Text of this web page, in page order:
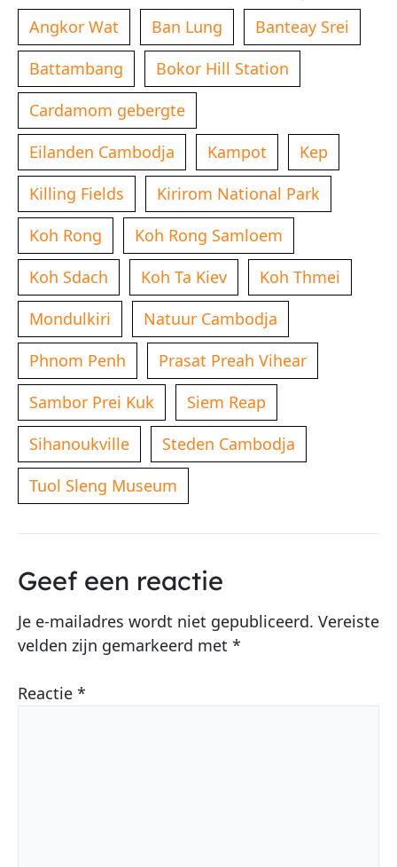
Angkor Wat Ban Lung
Banteay Srei
Battambang
Bokor Hill Station
Cardamom gebergte
Eilanden Cambodja
Kampot
Kep
Killing Fields
Kirirom National Park
Koh Rong
Koh Rong Samloem
Koh Sdach
Koh Ta Kiev
Koh Thmei
Mondulkiri
Natuur Cambodja
Phnom Penh
Prasat Preah Vihear
Sambor Prei Kuk
Siem Reap
Sihanoukville
Steden Cambodja
Tuol Sleng Museum
Geef een reactie
Je e-mailadres wordt niet gepubliceerd. Vereiste
velden zijn gemarkeerd met *
Reactie *